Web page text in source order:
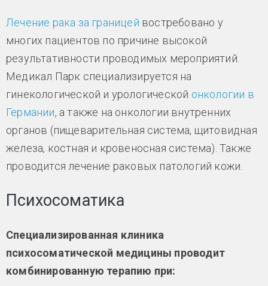
Лечение рака за границей востребовано у
многих пациентов по причине высокой
результативности проводимых мероприятий.
Медикал Парк специализируется на
гинекологической и урологической онкологии в
Германии, а также на онкологии внутренних
органов (пищеварительная система, щитовидная
железа, костная и кровеносная система). Также
проводится лечение раковых патологий кожи.
Психосоматика
Специализированная клиника
психосоматической медицины проводит
комбинированную терапию при: